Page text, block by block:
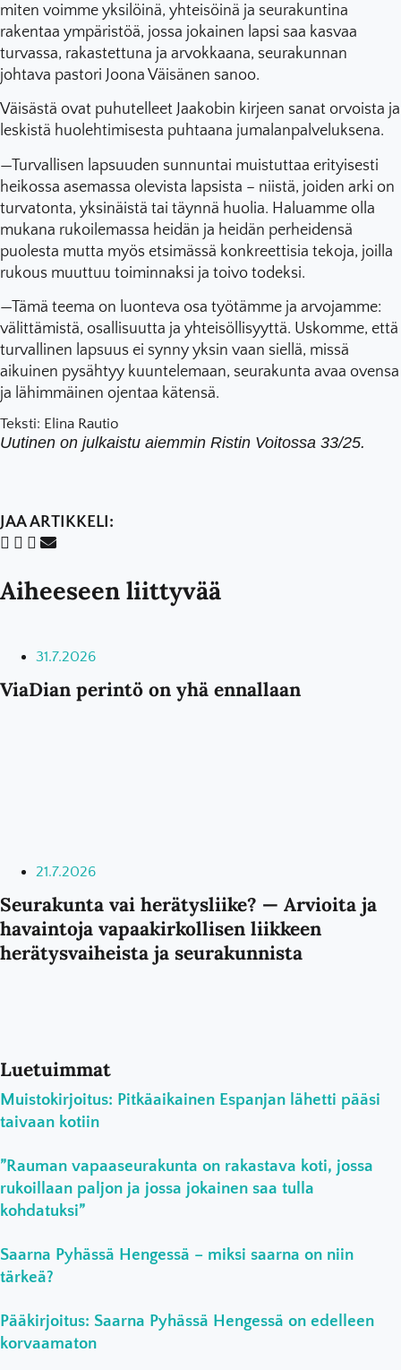
miten voimme yksilöinä, yhteisöinä ja seurakuntina
rakentaa ympäristöä, jossa jokainen lapsi saa kasvaa
turvassa, rakastettuna ja arvokkaana, seurakunnan
johtava pastori Joona Väisänen sanoo.
Väisästä ovat puhutelleet Jaakobin kirjeen sanat orvoista ja
leskistä huolehtimisesta puhtaana jumalanpalveluksena.
—Turvallisen lapsuuden sunnuntai muistuttaa erityisesti
heikossa asemassa olevista lapsista – niistä, joiden arki on
turvatonta, yksinäistä tai täynnä huolia. Haluamme olla
mukana rukoilemassa heidän ja heidän perheidensä
puolesta mutta myös etsimässä konkreettisia tekoja, joilla
rukous muuttuu toiminnaksi ja toivo todeksi.
—Tämä teema on luonteva osa työtämme ja arvojamme:
välittämistä, osallisuutta ja yhteisöllisyyttä. Uskomme, että
turvallinen lapsuus ei synny yksin vaan siellä, missä
aikuinen pysähtyy kuuntelemaan, seurakunta avaa ovensa
ja lähimmäinen ojentaa kätensä.
Teksti: Elina Rautio
Uutinen on julkaistu aiemmin Ristin Voitossa 33/25.
JAA ARTIKKELI:
Aiheeseen liittyvää
31.7.2026
ViaDian perintö on yhä ennallaan
21.7.2026
Seurakunta vai herätysliike? — Arvioita ja
havaintoja vapaakirkollisen liikkeen
herätysvaiheista ja seurakunnista
Luetuimmat
Muistokirjoitus: Pitkäaikainen Espanjan lähetti pääsi
taivaan kotiin
”Rauman vapaaseurakunta on rakastava koti, jossa
rukoillaan paljon ja jossa jokainen saa tulla
kohdatuksi”
Saarna Pyhässä Hengessä – miksi saarna on niin
tärkeä?
Pääkirjoitus: Saarna Pyhässä Hengessä on edelleen
korvaamaton